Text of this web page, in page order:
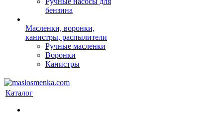
бензина
Масленки, воронки,
канистры, распылители
Ручные масленки
Воронки
Канистры
Каталог